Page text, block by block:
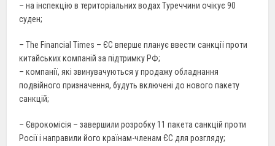
– на інспекцію в територіальних водах Туреччини очікує 90
суден;
– The Financial Times – ЄС вперше планує ввести санкції проти
китайських компаній за підтримку РФ;
– компанії, які звинувачуються у продажу обладнання
подвійного призначення, будуть включені до нового пакету
санкцій;
– Єврокомісія – завершили розробку 11 пакета санкцій проти
Росії і направили його країнам-членам ЄС для розгляду;